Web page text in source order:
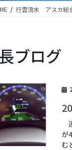
行雲流水 アスカ総
ブログ
が
む